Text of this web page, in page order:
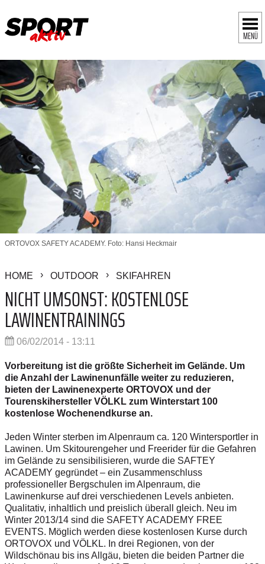
MENÜ
ORTOVOX SAFETY ACADEMY. Foto: Hansi Heckmair
HOME OUTDOOR SKIFAHREN
NICHT UMSONST: KOSTENLOSE
LAWINENTRAININGS
06/02/2014 - 13:11
Vorbereitung ist die größte Sicherheit im Gelände. Um
die Anzahl der Lawinenunfälle weiter zu reduzieren,
bieten der Lawinenexperte ORTOVOX und der
Tourenskihersteller VÖLKL zum Winterstart 100
kostenlose Wochenendkurse an.
Jeden Winter sterben im Alpenraum ca. 120 Wintersportler in
Lawinen. Um Skitourengeher und Freerider für die Gefahren
im Gelände zu sensibilisieren, wurde die SAFTEY
ACADEMY gegründet – ein Zusammenschluss
professioneller Bergschulen im Alpenraum, die
Lawinenkurse auf drei verschiedenen Levels anbieten.
Qualitativ, inhaltlich und preislich überall gleich. Neu im
Winter 2013/14 sind die SAFETY ACADEMY FREE
EVENTS. Möglich werden diese kostenlosen Kurse durch
ORTOVOX und VÖLKL. In drei Regionen, von der
Wildschönau bis ins Allgäu, bieten die beiden Partner die